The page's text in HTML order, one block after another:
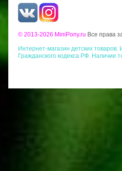
© 2013-2026 MiniPony.ru Все права
Интернет-магазин детских
Гражданского кодекса РФ. Наличие